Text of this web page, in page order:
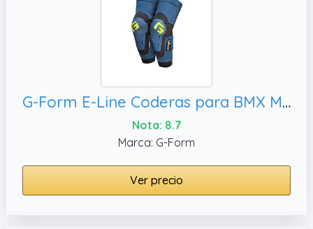
G-Form E-Line Coderas para BMX MTB DH Downhill Ciclismo Monopatín Azul Tormenta Talla S
Nota: 8.7
Marca: G-Form
Ver precio